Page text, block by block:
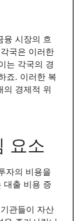
융 시장의 흐
국은 이러한
는 각국의 경
죠. 이러한 복
의 경제적 위
요소
자의 비용을
대출 비용 증
관들이 자산